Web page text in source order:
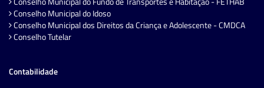
Conselho Municipal do Idoso
Conselho Municipal dos Direitos da Criança e Adolescente - CMDCA
Conselho Tutelar
Contabilidade